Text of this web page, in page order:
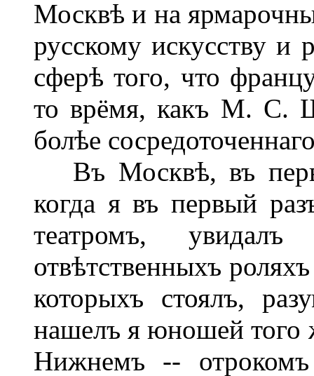
Москвѣ и на
русскому искусству и
сферѣ того, что
то врёмя, какъ М. С.
болѣе
Въ Москвѣ, въ
когда я въ первый
театромъ,
отвѣтственныхъ
которыхъ стоялъ,
нашелъ я юношей того
Нижнемъ --